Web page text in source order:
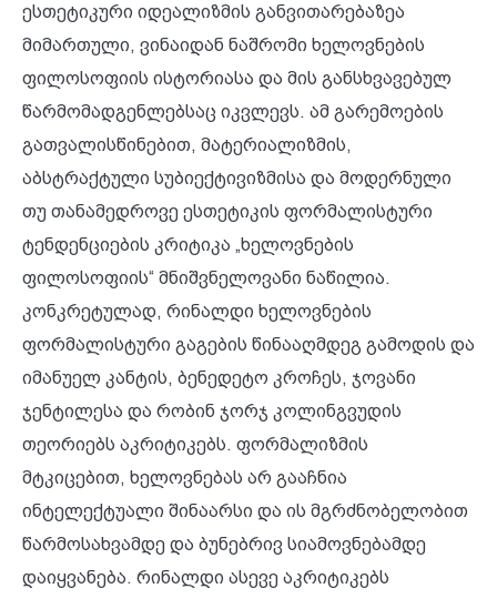
ესთეტიკური იდეალიზმის განვითარებაზეა
მიმართული, ვინაიდან ნაშრომი ხელოვნების
ფილოსოფიის ისტორიასა და მის განსხვავებულ
წარმომადგენლებსაც იკვლევს. ამ გარემოების
გათვალისწინებით, მატერიალიზმის,
აბსტრაქტული სუბიექტივიზმისა და მოდერნული
თუ თანამედროვე ესთეტიკის ფორმალისტური
ტენდენციების კრიტიკა „ხელოვნების
ფილოსოფიის“ მნიშვნელოვანი ნაწილია.
კონკრეტულად, რინალდი ხელოვნების
ფორმალისტური გაგების წინააღმდეგ გამოდის და
იმანუელ კანტის, ბენედეტო კროჩეს, ჯოვანი
ჯენტილესა და რობინ ჯორჯ კოლინგვუდის
თეორიებს აკრიტიკებს. ფორმალიზმის
მტკიცებით, ხელოვნებას არ გააჩნია
ინტელექტუალი შინაარსი და ის მგრძნობელობით
წარმოსახვამდე და ბუნებრივ სიამოვნებამდე
დაიყვანება. რინალდი ასევე აკრიტიკებს